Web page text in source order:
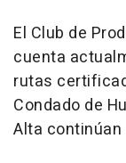
El Club de
cuenta
rutas
Condado de
Alta